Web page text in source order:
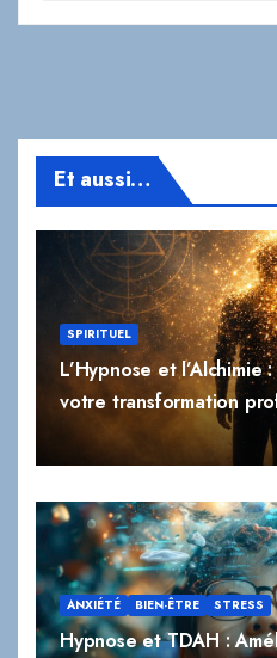
Et aussi…
SPIRITUEL
L’Hypnose et
votre transformation
ANXIÉTÉ BIEN-ÊTRE STRESS
Hypnose et TDAH :